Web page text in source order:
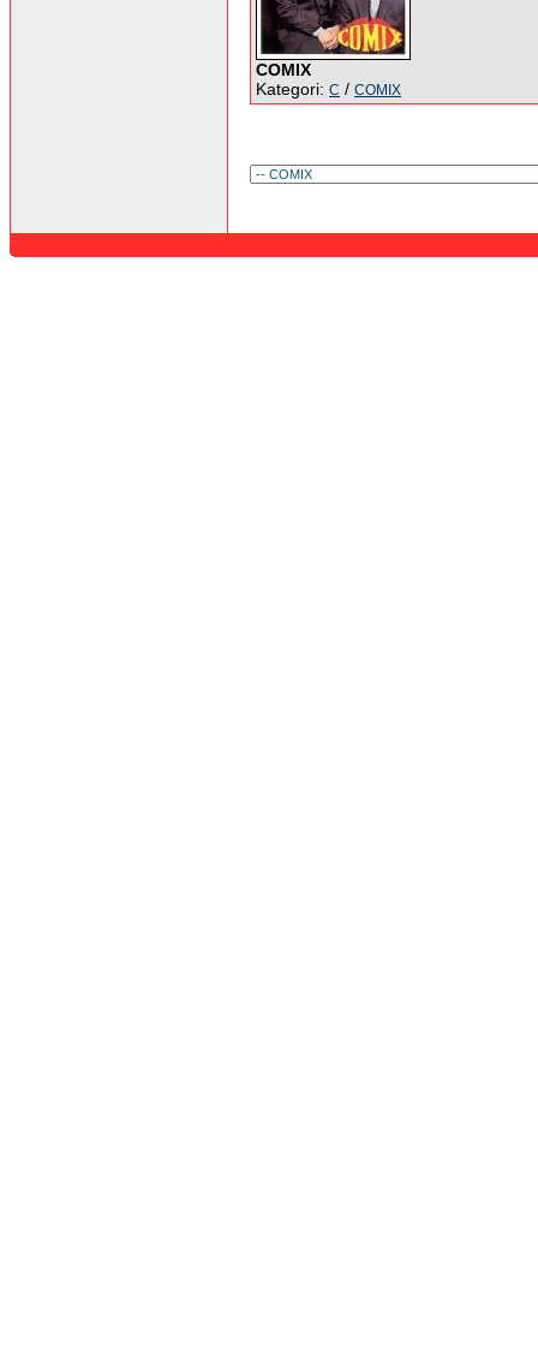
COMIX
Kategori: C / COMIX